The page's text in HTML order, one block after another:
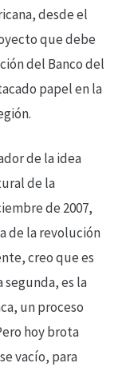
desde el
que debe
del Banco del
papel en la
de la idea
de la
de 2007,
de la revolución
creo que es
segunda, es la
un proceso
hoy brota
vacío, para